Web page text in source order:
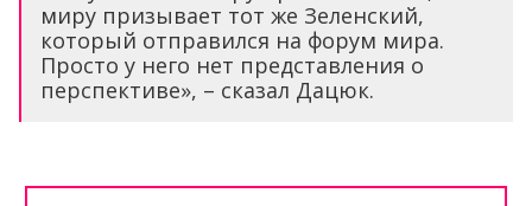
миру призывает тот же Зеленский,
который отправился на форум мира.
Просто у него нет представления о
перспективе», – сказал Дацюк.